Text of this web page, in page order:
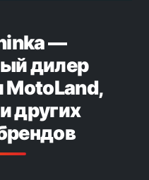
—
дилер
MotoLand,
других